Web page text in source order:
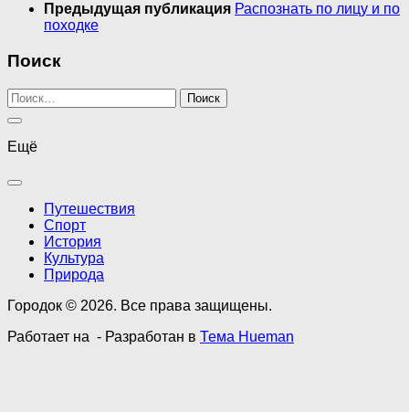
Предыдущая публикация Распознать по лицу и по
походке
Поиск
Найти:
Ещё
Путешествия
Спорт
История
Культура
Природа
Городок © 2026. Все права защищены.
Работает на - Разработан в Тема Hueman